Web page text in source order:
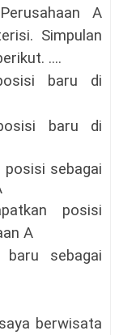
A
Simpulan
....
baru di
baru di
posisi sebagai
posisi
A
baru sebagai
berwisata